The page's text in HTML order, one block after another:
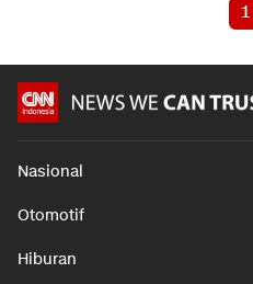
1
Nasional
Otomotif
Hiburan